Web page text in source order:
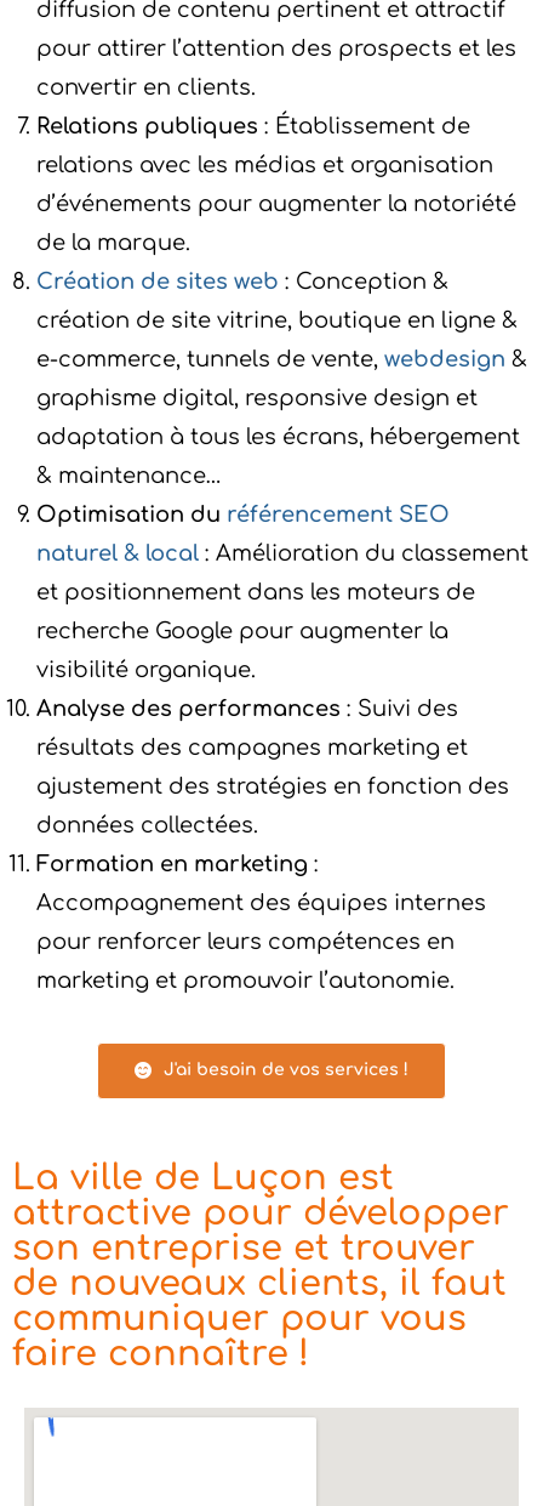
diffusion de contenu pertinent et attractif
pour attirer l’attention des prospects et les
convertir en clients.
Relations publiques : Établissement de
relations avec les médias et organisation
d’événements pour augmenter la notoriété
de la marque.
Création de sites web : Conception &
création de site vitrine, boutique en ligne &
e-commerce, tunnels de vente, webdesign &
graphisme digital, responsive design et
adaptation à tous les écrans, hébergement
& maintenance…
Optimisation du référencement SEO
naturel & local : Amélioration du classement
et positionnement dans les moteurs de
recherche Google pour augmenter la
visibilité organique.
Analyse des performances : Suivi des
résultats des campagnes marketing et
ajustement des stratégies en fonction des
données collectées.
Formation en marketing :
Accompagnement des équipes internes
pour renforcer leurs compétences en
marketing et promouvoir l’autonomie.
J'ai besoin de vos services !
La ville de Luçon est
attractive pour développer
son entreprise et trouver
de nouveaux clients, il faut
communiquer pour vous
faire connaître !